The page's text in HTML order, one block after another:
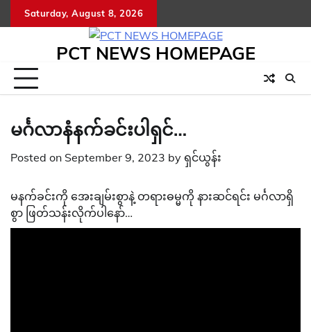
to
Saturday, August 8, 2026
PCT NEWS HOMEPAGE
မင်္ဂလာနံနက်ခင်းပါရှင်…
Posted on September 9, 2023 by ရှင်ယွန်း
မနက်ခင်းကို အေးချမ်းစွာနဲ့ တရားဓမ္မကို နားဆင်ရင်း မင်္ဂလာရှိ
စွာ ဖြတ်သန်းလိုက်ပါနော်…